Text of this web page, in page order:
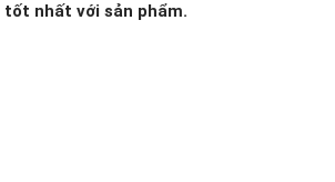
nhất với sản phẩm.